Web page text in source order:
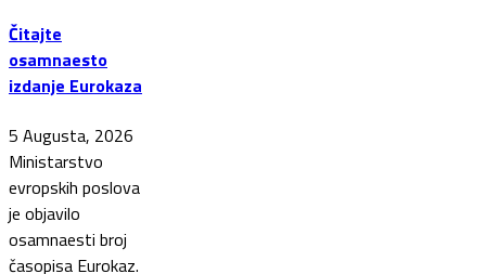
Čitajte
osamnaesto
izdanje Eurokaza
5 Augusta, 2026
Ministarstvo
evropskih poslova
je objavilo
osamnaesti broj
časopisa Eurokaz.